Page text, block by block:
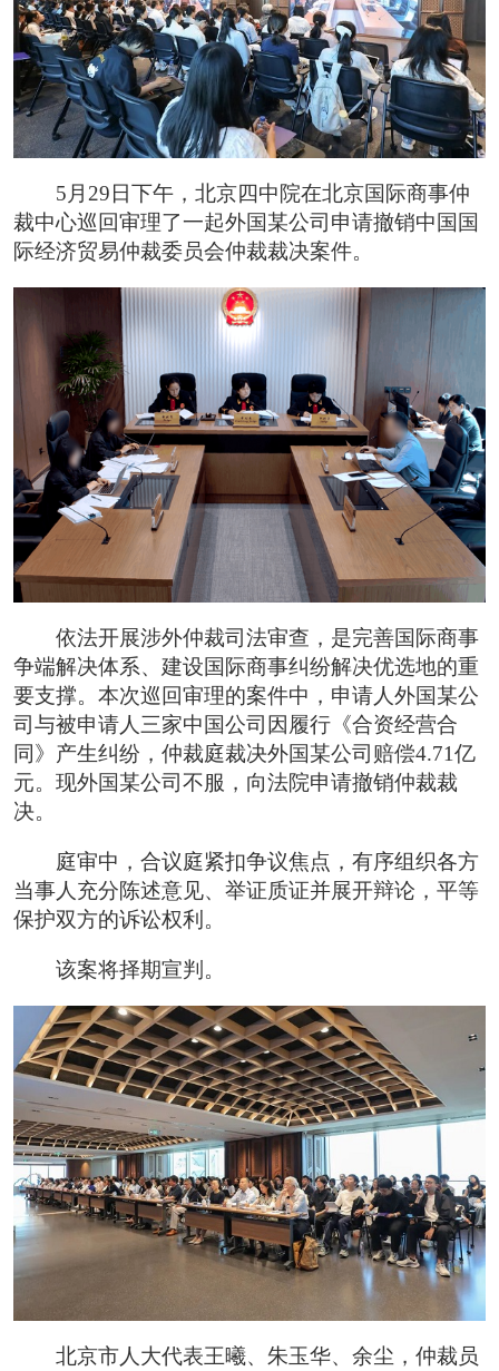
5月29日下午，北京四中院在北京国际商事仲
裁中心巡回审理了一起外国某公司申请撤销中国国
际经济贸易仲裁委员会仲裁裁决案件。
依法开展涉外仲裁司法审查，是完善国际商事
争端解决体系、建设国际商事纠纷解决优选地的重
要支撑。本次巡回审理的案件中，申请人外国某公
司与被申请人三家中国公司因履行《合资经营合
同》产生纠纷，仲裁庭裁决外国某公司赔偿4.71亿
元。现外国某公司不服，向法院申请撤销仲裁裁
决。
庭审中，合议庭紧扣争议焦点，有序组织各方
当事人充分陈述意见、举证质证并展开辩论，平等
保护双方的诉讼权利。
该案将择期宣判。
北京市人大代表王曦、朱玉华、余尘，仲裁员